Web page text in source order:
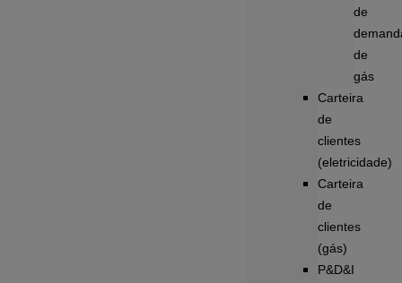
de
de
gás
Carteira
de
clientes
(eletricidade)
Carteira
de
clientes
(gás)
P&D&I